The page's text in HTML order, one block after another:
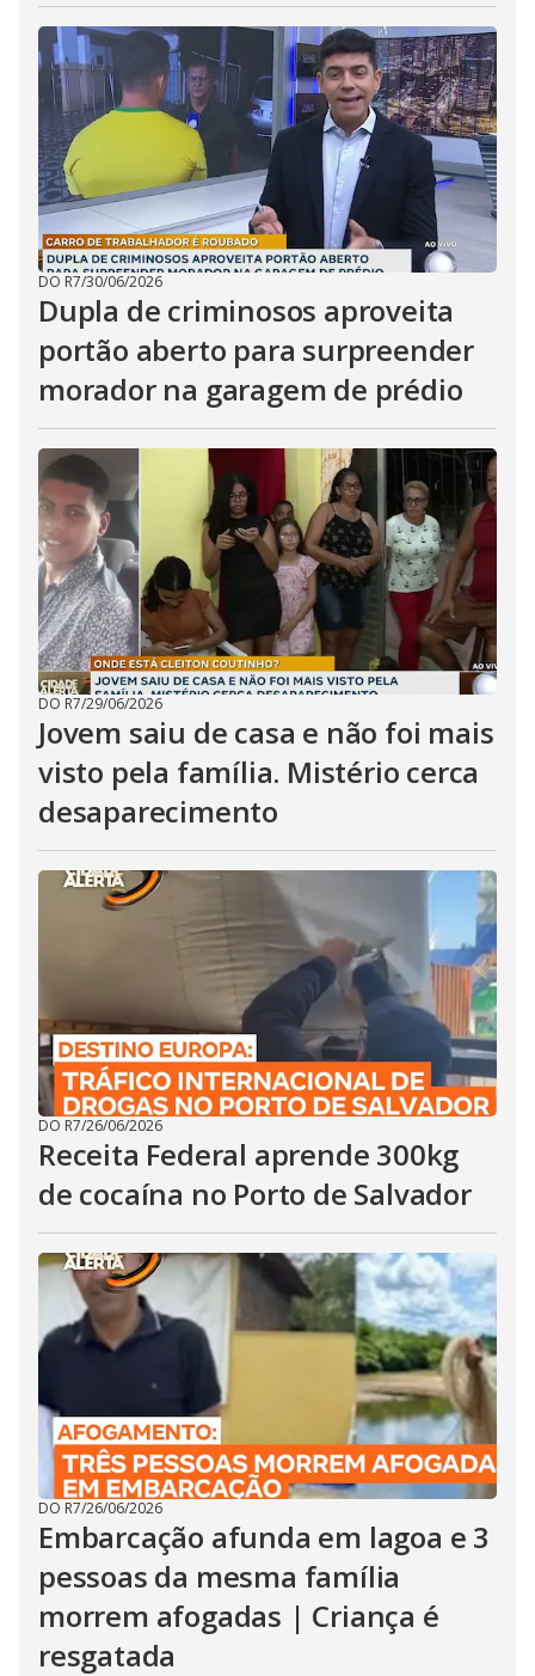
DO R7/30/06/2026
Dupla de criminosos aproveita
portão aberto para surpreender
morador na garagem de prédio
DO R7/29/06/2026
Jovem saiu de casa e não foi mais
visto pela família. Mistério cerca
desaparecimento
DO R7/26/06/2026
Receita Federal aprende 300kg
de cocaína no Porto de Salvador
DO R7/26/06/2026
Embarcação afunda em lagoa e 3
pessoas da mesma família
morrem afogadas | Criança é
resgatada